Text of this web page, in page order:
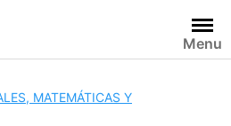
Menu
MATEMÁTICAS Y